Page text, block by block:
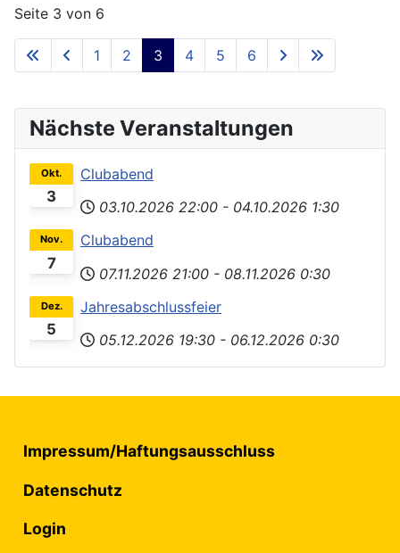
Seite 3 von 6
1 2 3 4 5 6
Nächste Veranstaltungen
3
Okt.
Clubabend
03.10.2026 22:00 - 04.10.2026 1:30
7
Nov.
Clubabend
07.11.2026 21:00 - 08.11.2026 0:30
5
Dez.
Jahresabschlussfeier
05.12.2026 19:30 - 06.12.2026 0:30
Impressum/Haftungsausschluss
Datenschutz
Login